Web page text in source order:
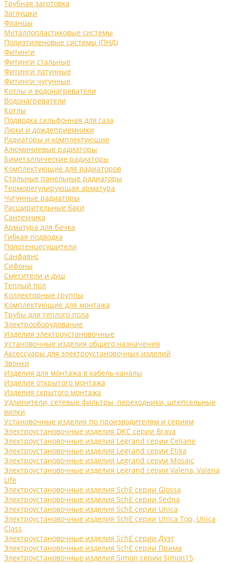
Трубная заготовка
Заглушки
Фланцы
Металлопластиковые системы
Полиэтиленовые системы (ПНД)
Фитинги
Фитинги стальные
Фитинги латунные
Фитинги чугунные
Котлы и водонагреватели
Водонагреватели
Котлы
Подводка сильфонная для газа
Люки и дождеприемники
Радиаторы и комплектующие
Алюминиевые радиаторы
Биметаллические радиаторы
Комплектующие для радиаторов
Стальные панельные радиаторы
Терморегулирующая арматура
Чугунные радиаторы
Расширительные баки
Сантехника
Арматура для бачка
Гибкая подводка
Полотенцесушители
Санфаянс
Сифоны
Смесители и душ
Теплый пол
Коллекторные группы
Комплектующие для монтажа
Трубы для теплого пола
Электрооборудование
Изделия электроустановочные
Установочные изделия общего назначения
Аксессуары для электроустановочных изделий
Звонки
Изделия для монтажа в кабель-каналы
Изделия открытого монтажа
Изделия скрытого монтажа
Удлинители, сетевые фильтры, переходники, штепсельные
вилки
Установочные изделия по производителям и сериям
Электроустановочные изделия DKC серии Brava
Электроустановочные изделия Legrand серии Celiane
Электроустановочные изделия Legrand серии Etika
Электроустановочные изделия Legrand серии Mosaic
Электроустановочные изделия Legrand серии Valena, Valena
Life
Электроустановочные изделия SchE серии Glossa
Электроустановочные изделия SchE серии Sedna
Электроустановочные изделия SchE серии Unica
Электроустановочные изделия SchE серии Unica Top, Unica
Class
Электроустановочные изделия SchE серии Дуэт
Электроустановочные изделия SchE серии Прима
Электроустановочные изделия Simon серии Simon15